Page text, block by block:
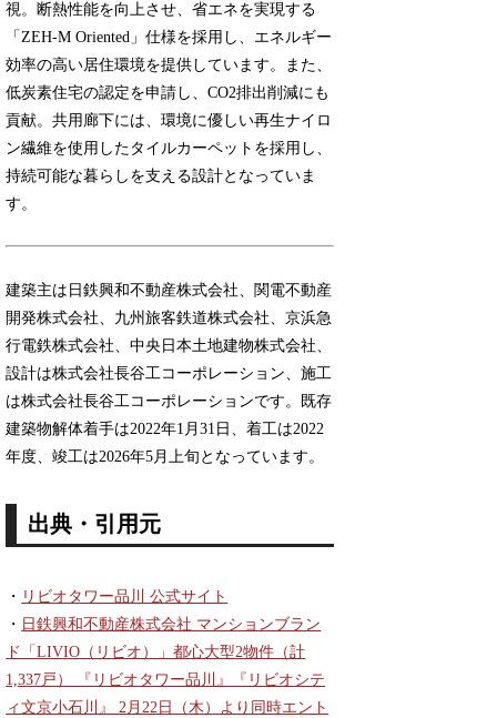
視。断熱性能を向上させ、省エネを実現する
「ZEH-M Oriented」仕様を採用し、エネルギー
効率の高い居住環境を提供しています。また、
低炭素住宅の認定を申請し、CO2排出削減にも
貢献。共用廊下には、環境に優しい再生ナイロ
ン繊維を使用したタイルカーペットを採用し、
持続可能な暮らしを支える設計となっていま
す。
建築主は日鉄興和不動産株式会社、関電不動産
開発株式会社、九州旅客鉄道株式会社、京浜急
行電鉄株式会社、中央日本土地建物株式会社、
設計は株式会社長谷工コーポレーション、施工
は株式会社長谷工コーポレーションです。既存
建築物解体着手は2022年1月31日、着工は2022
年度、竣工は2026年5月上旬となっています。
出典・引用元
・ リビオタワー品川 公式サイト
・ 日鉄興和不動産株式会社 マンションブラン
ド「LIVIO（リビオ）」都心大型2物件（計
1,337戸） 『リビオタワー品川』『リビオシテ
ィ文京小石川』 2月22日（木）より同時エント